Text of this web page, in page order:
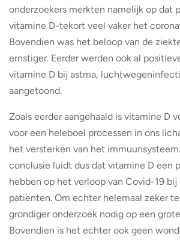
onderzoekers merkten namelijk op dat
vitamine D-tekort veel vaker het
Bovendien was het beloop van de
ernstiger. Eerder werden ook al
vitamine D bij astma,
aangetoond.
Zoals eerder aangehaald is vitamine D
voor een heleboel processen in ons
het versterken van het
conclusie luidt dus dat vitamine D een
hebben op het verloop van Covid-19 bij
patiënten. Om echter helemaal zeker
grondiger onderzoek nodig op een
Bovendien is het echter ook geen